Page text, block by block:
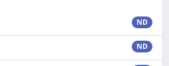
ND
ND